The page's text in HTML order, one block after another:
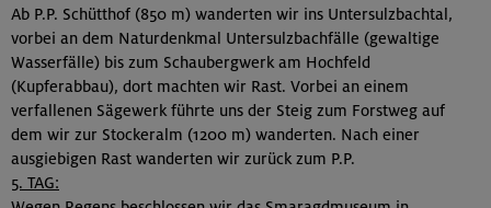
Ab P.P. Schütthof (850 m) wanderten wir ins Untersulzbachtal,
vorbei an dem Naturdenkmal Untersulzbachfälle (gewaltige
Wasserfälle) bis zum Schaubergwerk am Hochfeld
(Kupferabbau), dort machten wir Rast. Vorbei an einem
verfallenen Sägewerk führte uns der Steig zum Forstweg auf
dem wir zur Stockeralm (1200 m) wanderten. Nach einer
ausgiebigen Rast wanderten wir zurück zum P.P.
5. TAG: